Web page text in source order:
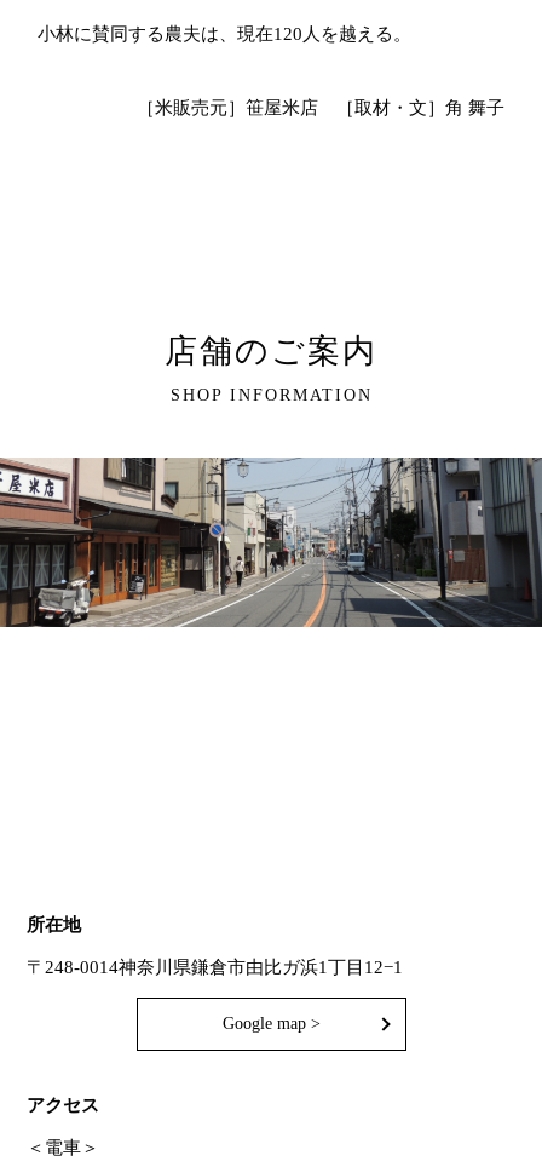
小林に賛同する農夫は、現在120人を越える。
［米販売元］笹屋米店 ［取材・文］角 舞子
店舗のご案内
SHOP INFORMATION
所在地
〒248-0014神奈川県鎌倉市由比ガ浜1丁目12−1
Google map >
アクセス
＜電車＞